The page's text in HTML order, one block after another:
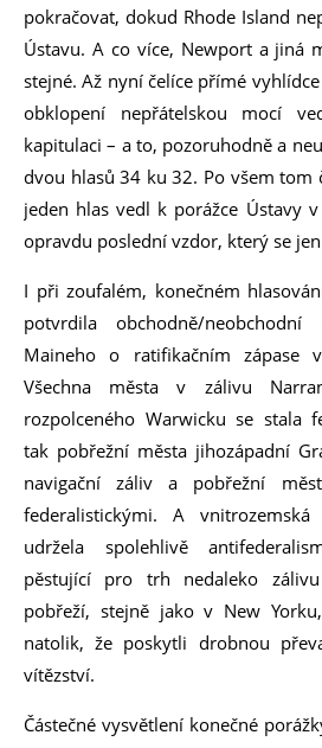
pokračovat, dokud Rhode Island
Ústavu. A co více, Newport a jiná
stejné. Až nyní čelíce přímé
obklopení nepřátelskou mocí
kapitulaci – a to, pozoruhodně a
dvou hlasů 34 ku 32. Po všem tom
jeden hlas vedl k porážce Ústavy
opravdu poslední vzdor, který se
I při zoufalém, konečném
potvrdila obchodně/neobchodní
Maineho o ratifikačním zápase
Všechna města v zálivu
rozpolceného Warwicku se stala
tak pobřežní města jihozápadní
navigační záliv a pobřežní
federalistickými. A
udržela spolehlivě
pěstující pro trh nedaleko
pobřeží, stejně jako v New
natolik, že poskytli drobnou
vítězství.
Částečné vysvětlení konečné